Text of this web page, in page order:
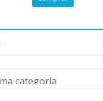
original
R$59,90.